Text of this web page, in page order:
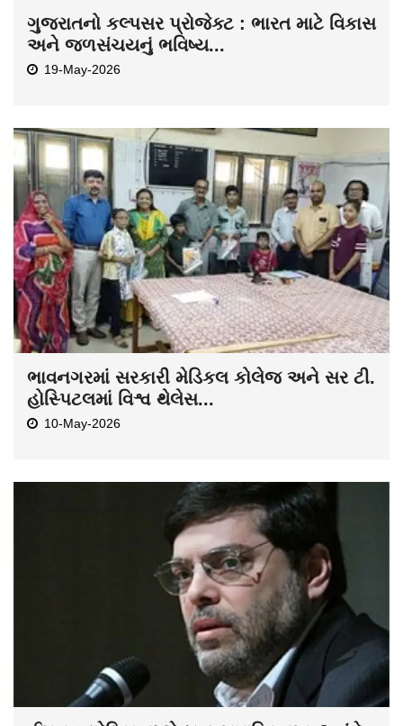
ગુજરાતનો કલ્પસર પ્રોજેક્ટ : ભારત માટે વિકાસ
અને જળસંચયનું ભવિષ્ય...
19-May-2026
ભાવનગરમાં સરકારી મેડિકલ કોલેજ અને સર ટી.
હોસ્પિટલમાં વિશ્વ થેલેસ...
10-May-2026